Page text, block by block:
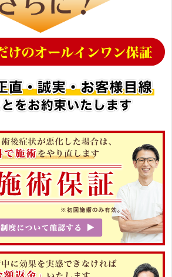
後の変化がわかりやすかった